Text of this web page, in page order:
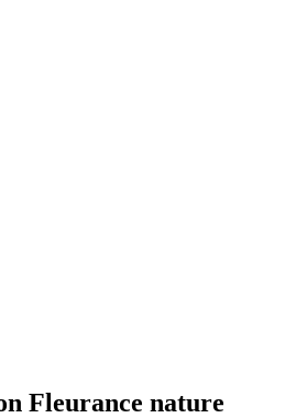
Fleurance nature